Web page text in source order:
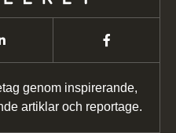
genom inspirerande,
artiklar och reportage.